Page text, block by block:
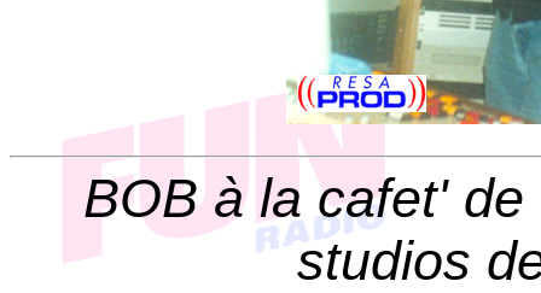
BOB à la cafet'
studios